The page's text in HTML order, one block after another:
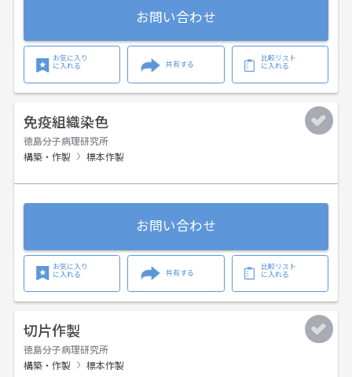
お問い合わせ
お気に入り
に入れる
共有する
比較リスト
に入れる
免疫組織染色
徳島分子病理研究所
構築・作製
標本作製
お問い合わせ
お気に入り
に入れる
共有する
比較リスト
に入れる
切片作製
徳島分子病理研究所
構築・作製
標本作製